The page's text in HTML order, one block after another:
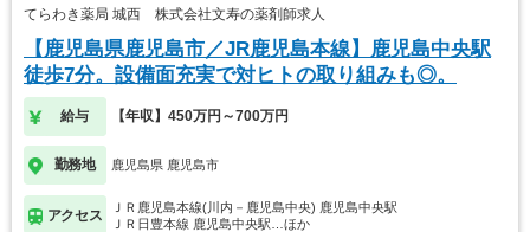
てらわき薬局 城西 株式会社文寿の薬剤師求人
【鹿児島県鹿児島市／JR鹿児島本線】鹿児島中央駅
徒歩7分。設備面充実で対ヒトの取り組みも◎。
給与 【年収】450万円～700万円
勤務地 鹿児島県 鹿児島市
アクセス
ＪＲ鹿児島本線(川内－鹿児島中央) 鹿児島中央駅
ＪＲ日豊本線 鹿児島中央駅…ほか